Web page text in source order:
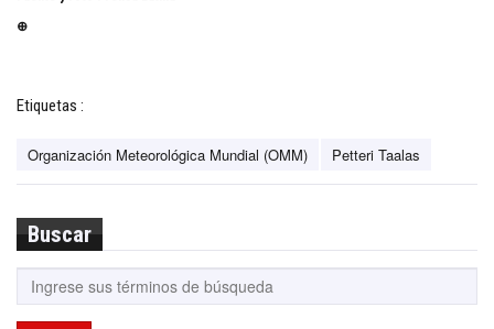
⊕
Etiquetas :
Organización Meteorológica Mundial (OMM) Petteri Taalas
Buscar